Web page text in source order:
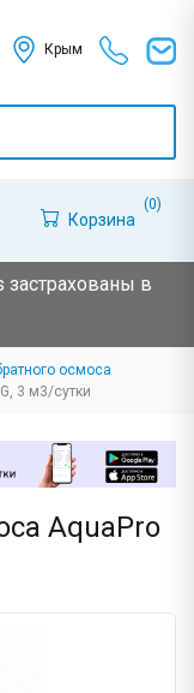
Крым
Корзина
(0)
застрахованы в
осмоса
3 м3/сутки
AquaPro